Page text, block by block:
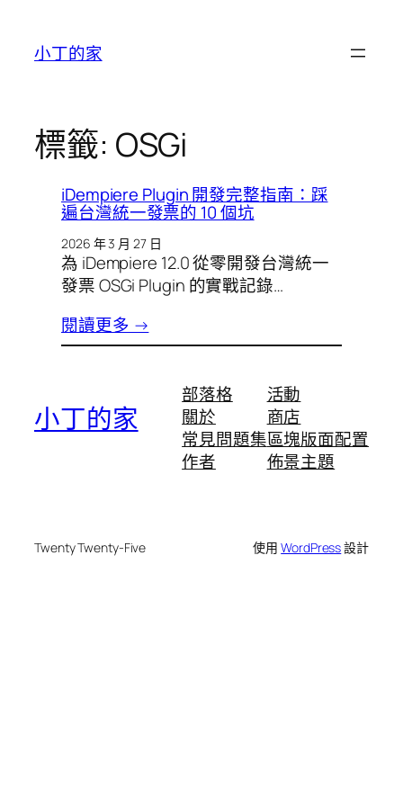
小丁的家
標籤: OSGi
iDempiere Plugin 開發完整指南：踩
遍台灣統一發票的 10 個坑
2026 年 3 月 27 日
為 iDempiere 12.0 從零開發台灣統一
發票 OSGi Plugin 的實戰記錄…
閱讀更多 →
小丁的家
部落格
關於
常見問題集
作者
活動
商店
區塊版面配置
佈景主題
Twenty Twenty-Five 使用WordPress設計